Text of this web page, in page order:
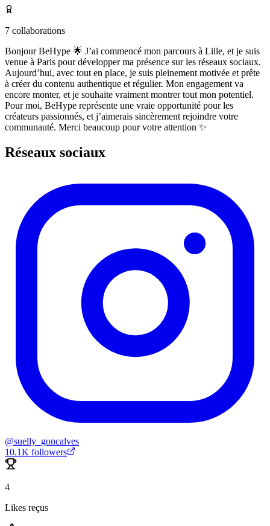
7 collaborations
Bonjour BeHype 🌟 J’ai commencé mon parcours à Lille, et je suis
venue à Paris pour développer ma présence sur les réseaux sociaux.
Aujourd’hui, avec tout en place, je suis pleinement motivée et prête
à créer du contenu authentique et régulier. Mon engagement va
encore monter, et je souhaite vraiment montrer tout mon potentiel.
Pour moi, BeHype représente une vraie opportunité pour les
créateurs passionnés, et j’aimerais sincèrement rejoindre votre
communauté. Merci beaucoup pour votre attention ✨
Réseaux sociaux
@suelly_goncalves
10.1K followers
4
Likes reçus